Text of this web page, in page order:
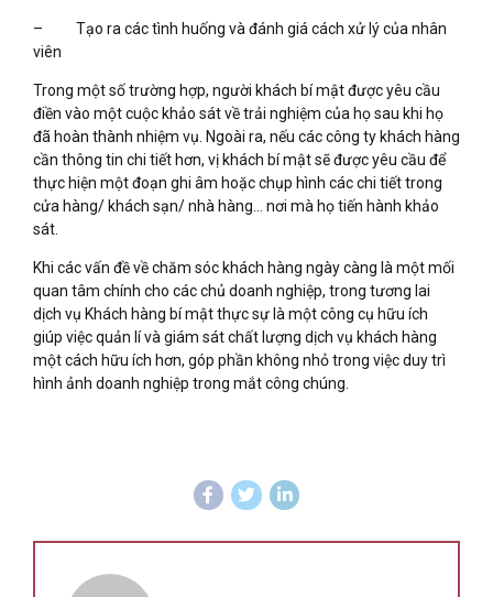
– Tạo ra các tình huống và đánh giá cách xử lý của nhân
viên
Trong một số trường hợp, người khách bí mật được yêu cầu
điền vào một cuộc khảo sát về trải nghiệm của họ sau khi họ
đã hoàn thành nhiệm vụ. Ngoài ra, nếu các công ty khách hàng
cần thông tin chi tiết hơn, vị khách bí mật sẽ được yêu cầu để
thực hiện một đoạn ghi âm hoặc chụp hình các chi tiết trong
cửa hàng/ khách sạn/ nhà hàng… nơi mà họ tiến hành khảo
sát.
Khi các vấn đề về chăm sóc khách hàng ngày càng là một mối
quan tâm chính cho các chủ doanh nghiệp, trong tương lai
dịch vụ Khách hàng bí mật thực sự là một công cụ hữu ích
giúp việc quản lí và giám sát chất lượng dịch vụ khách hàng
một cách hữu ích hơn, góp phần không nhỏ trong việc duy trì
hình ảnh doanh nghiệp trong mắt công chúng.